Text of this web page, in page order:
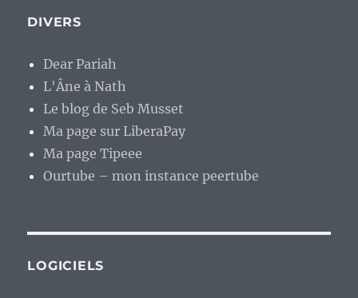
DIVERS
Dear Pariah
L'Âne à Nath
Le blog de Seb Musset
Ma page sur LiberaPay
Ma page Tipeee
Ourtube – mon instance peertube
LOGICIELS